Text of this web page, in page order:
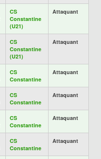
CS
Constantine
(U21)
Attaquant
CS
Constantine
(U21)
Attaquant
CS
Constantine
Attaquant
CS
Constantine
Attaquant
CS
Constantine
Attaquant
CS
Constantine
Attaquant